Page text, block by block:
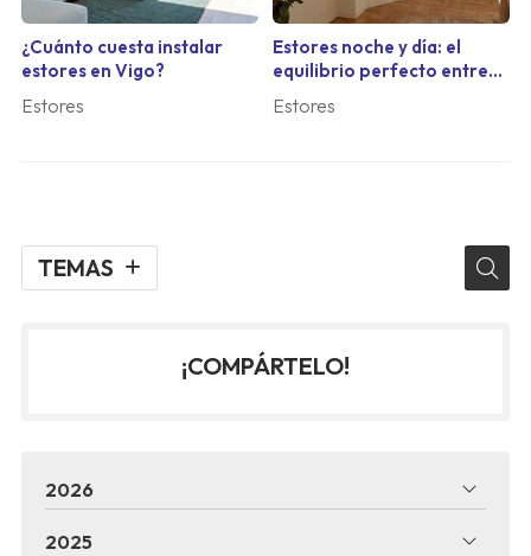
TEMAS
¿Cuánto cuesta instalar
estores en Vigo?
Estores
Estores noche y día: el
equilibrio perfecto entre
luz y privacidad
Estores
¡COMPÁRTELO!
2026
2025